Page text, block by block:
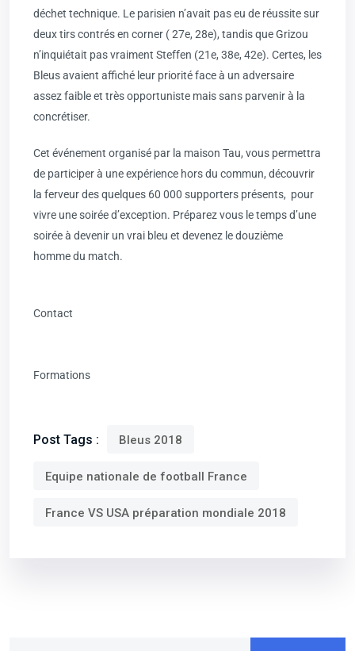
déchet technique. Le parisien n’avait pas eu de réussite sur
deux tirs contrés en corner ( 27e, 28e), tandis que Grizou
n’inquiétait pas vraiment Steffen (21e, 38e, 42e). Certes, les
Bleus avaient affiché leur priorité face à un adversaire
assez faible et très opportuniste mais sans parvenir à la
concrétiser.
Cet événement organisé par la maison Tau, vous permettra
de participer à une expérience hors du commun, découvrir
la ferveur des quelques 60 000 supporters présents, pour
vivre une soirée d’exception. Préparez vous le temps d’une
soirée à devenir un vrai bleu et devenez le douzième
homme du match.
Contact
Formations
Post Tags : Bleus 2018
Equipe nationale de football France
France VS USA préparation mondiale 2018